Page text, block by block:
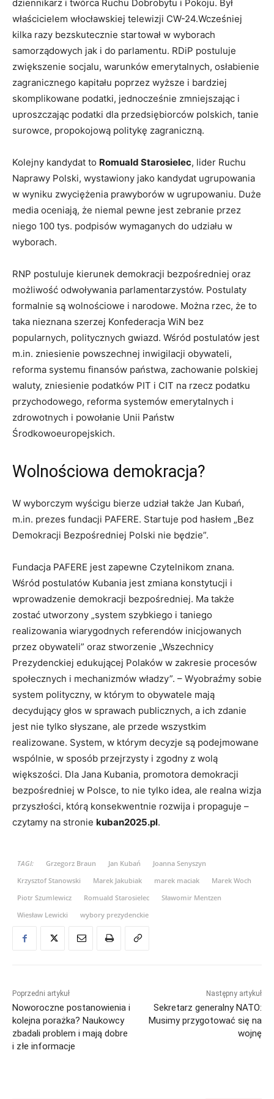
dziennikarz i twórca Ruchu Dobrobytu i Pokoju. Był
właścicielem włocławskiej telewizji CW-24.Wcześniej
kilka razy bezskutecznie startował w wyborach
samorządowych jak i do parlamentu. RDiP postuluje
zwiększenie socjalu, warunków emerytalnych, osłabienie
zagranicznego kapitału poprzez wyższe i bardziej
skomplikowane podatki, jednocześnie zmniejszając i
uproszczając podatki dla przedsiębiorców polskich, tanie
surowce, propokojową politykę zagraniczną.
Kolejny kandydat to Romuald Starosielec, lider Ruchu
Naprawy Polski, wystawiony jako kandydat ugrupowania
w wyniku zwyciężenia prawyborów w ugrupowaniu. Duże
media oceniają, że niemal pewne jest zebranie przez
niego 100 tys. podpisów wymaganych do udziału w
wyborach.
RNP postuluje kierunek demokracji bezpośredniej oraz
możliwość odwoływania parlamentarzystów. Postulaty
formalnie są wolnościowe i narodowe. Można rzec, że to
taka nieznana szerzej Konfederacja WiN bez
popularnych, politycznych gwiazd. Wśród postulatów jest
m.in. zniesienie powszechnej inwigilacji obywateli,
reforma systemu finansów państwa, zachowanie polskiej
waluty, zniesienie podatków PIT i CIT na rzecz podatku
przychodowego, reforma systemów emerytalnych i
zdrowotnych i powołanie Unii Państw
Środkowoeuropejskich.
Wolnościowa demokracja?
W wyborczym wyścigu bierze udział także Jan Kubań,
m.in. prezes fundacji PAFERE. Startuje pod hasłem „Bez
Demokracji Bezpośredniej Polski nie będzie”.
Fundacja PAFERE jest zapewne Czytelnikom znana.
Wśród postulatów Kubania jest zmiana konstytucji i
wprowadzenie demokracji bezpośredniej. Ma także
zostać utworzony „system szybkiego i taniego
realizowania wiarygodnych referendów inicjowanych
przez obywateli” oraz stworzenie „Wszechnicy
Prezydenckiej edukującej Polaków w zakresie procesów
społecznych i mechanizmów władzy”. – Wyobraźmy sobie
system polityczny, w którym to obywatele mają
decydujący głos w sprawach publicznych, a ich zdanie
jest nie tylko słyszane, ale przede wszystkim
realizowane. System, w którym decyzje są podejmowane
wspólnie, w sposób przejrzysty i zgodny z wolą
większości. Dla Jana Kubania, promotora demokracji
bezpośredniej w Polsce, to nie tylko idea, ale realna wizja
przyszłości, którą konsekwentnie rozwija i propaguje –
czytamy na stronie kuban2025.pl.
TAGI: Grzegorz Braun Jan Kubań
Joanna Senyszyn
Krzysztof Stanowski
Marek Jakubiak marek maciak
Marek Woch
Piotr Szumlewicz
Romuald Starosielec
Sławomir Mentzen
Wiesław Lewicki
wybory prezydenckie
Poprzedni artykuł
Noworoczne postanowienia i
kolejna porażka? Naukowcy
zbadali problem i mają dobre
i złe informacje
Następny artykuł
Sekretarz generalny NATO:
Musimy przygotować się na
wojnę